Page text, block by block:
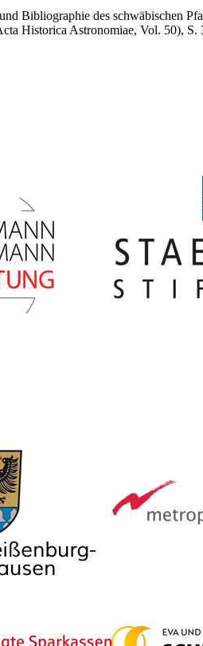
Bibliographie des schwäbischen
Historica Astronomiae, Vol. 50), S.